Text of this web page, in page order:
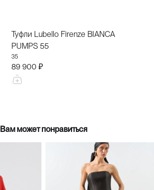
Туфли Lubello Firenze BIANCA
PUMPS 55
35
89 900 ₽
Вам может понравиться